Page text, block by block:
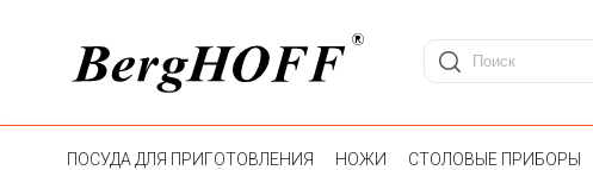
ПОСУДА ДЛЯ ПРИГОТОВЛЕНИЯ НОЖИ СТОЛОВЫЕ ПРИБОРЫ